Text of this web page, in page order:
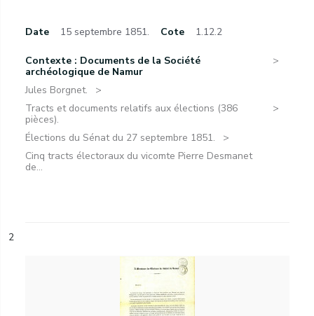
Date 15 septembre 1851. Cote 1.12.2
Contexte : Documents de la Société
archéologique de Namur
Jules Borgnet.
Tracts et documents relatifs aux élections (386
pièces).
Élections du Sénat du 27 septembre 1851.
Cinq tracts électoraux du vicomte Pierre Desmanet
de...
2